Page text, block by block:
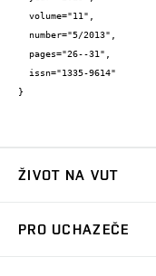
}
ŽIVOT NA VUT
PRO UCHAZEČE